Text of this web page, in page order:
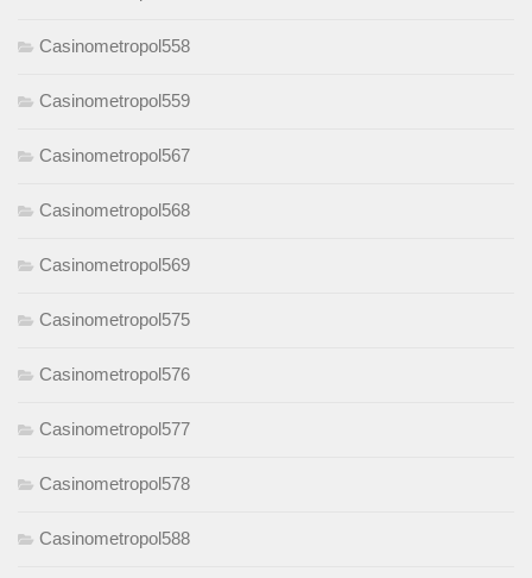
Casinometropol558
Casinometropol559
Casinometropol567
Casinometropol568
Casinometropol569
Casinometropol575
Casinometropol576
Casinometropol577
Casinometropol578
Casinometropol588